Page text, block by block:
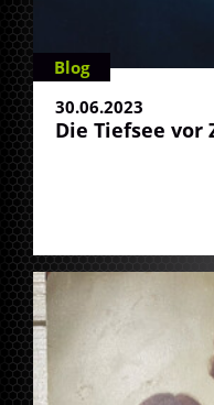
Blog
30.06.2023
Die Tiefsee vor